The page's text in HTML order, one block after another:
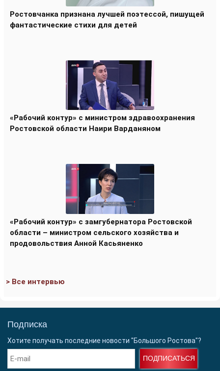
Ростовчанка признана лучшей поэтессой, пишущей
фантастические стихи для детей
«Рабочий контур» с министром здравоохранения
Ростовской области Наири Варданяном
«Рабочий контур» с замгубернатора Ростовской
области – министром сельского хозяйства и
продовольствия Анной Касьяненко
> Все интервью
Подписка
Хотите получать последние новости "Большого Ростова"?
ПОДПИСАТЬСЯ